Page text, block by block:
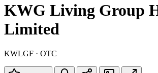
KWG Living Group
Limited
KWLGF · OTC